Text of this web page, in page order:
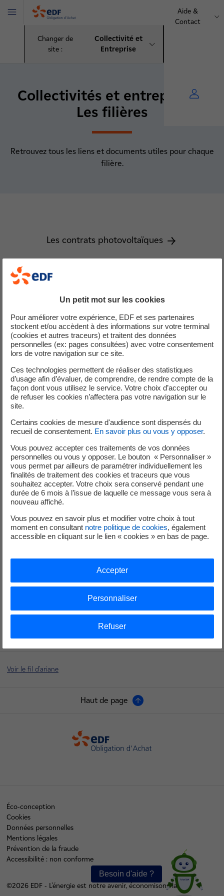
Changer de
site :
Collectivité et
Entreprise
Aide &
Contact
Menu
Collectivités et entreprises :
Les filières
Retrouvez tous les liens et documents utiles pour chaque
filière.
Les contrats photovoltaïques
Les contrats hydraulique
Les contrats biogaz
Les contrats biomasse
Les contrats géothermie
Les contrats incinérations
Les contrats cogénération
Les contrats éoliens
Voir le fil d'ariane
Haut de page
Éco-conception
Cookies
Données personnelles
Mentions légales
Prévention de la fraude
Accessibilité : non conforme
©2026 EDF - L'énergie est notre avenir, économisons-la !
Un petit mot sur les cookies
Pour améliorer votre expérience, EDF et ses partenaires
stockent et/ou accèdent à des informations sur votre terminal
(cookies et autres traceurs) et traitent des données
personnelles (ex: pages consultées) avec votre consentement
lors de votre navigation sur ce site.
Ces technologies permettent de réaliser des statistiques
d’usage afin d’évaluer, de comprendre, de rendre compte de la
façon dont vous utilisez le service. Votre choix d’accepter ou
de refuser les cookies n’affectera pas votre navigation sur le
site.
Certains cookies de mesure d'audience sont dispensés du
recueil de consentement. En savoir plus ou vous y opposer.
Vous pouvez accepter ces traitements de vos données
personnelles ou vous y opposer. Le bouton « Personnaliser »
vous permet par ailleurs de paramétrer individuellement les
finalités de traitement des cookies et traceurs que vous
souhaitez accepter. Votre choix sera conservé pendant une
durée de 6 mois à l’issue de laquelle ce message vous sera à
nouveau affiché.
Vous pouvez en savoir plus et modifier votre choix à tout
moment en consultant notre politique de cookies, également
accessible en cliquant sur le lien « cookies » en bas de page.
Refuser
Personnaliser
Accepter